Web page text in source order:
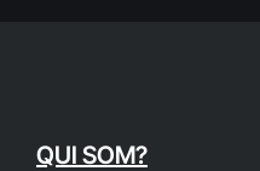
QUI SOM?